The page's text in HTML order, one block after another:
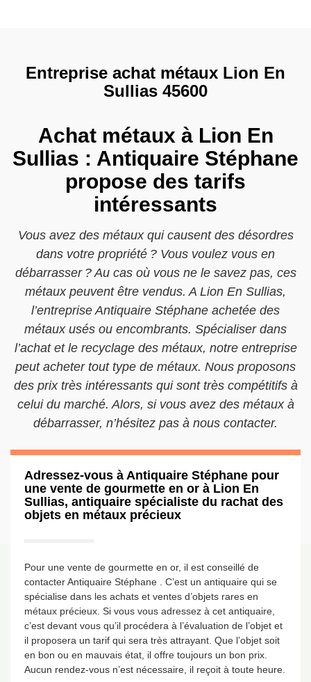
Entreprise achat métaux Lion En
Sullias 45600
Achat métaux à Lion En
Sullias : Antiquaire Stéphane
propose des tarifs
intéressants
Vous avez des métaux qui causent des désordres
dans votre propriété ? Vous voulez vous en
débarrasser ? Au cas où vous ne le savez pas, ces
métaux peuvent être vendus. A Lion En Sullias,
l’entreprise Antiquaire Stéphane achetée des
métaux usés ou encombrants. Spécialiser dans
l’achat et le recyclage des métaux, notre entreprise
peut acheter tout type de métaux. Nous proposons
des prix très intéressants qui sont très compétitifs à
celui du marché. Alors, si vous avez des métaux à
débarrasser, n’hésitez pas à nous contacter.
Adressez-vous à Antiquaire Stéphane pour
une vente de gourmette en or à Lion En
Sullias, antiquaire spécialiste du rachat des
objets en métaux précieux
Pour une vente de gourmette en or, il est conseillé de
contacter Antiquaire Stéphane . C’est un antiquaire qui se
spécialise dans les achats et ventes d’objets rares en
métaux précieux. Si vous vous adressez à cet antiquaire,
c’est devant vous qu’il procédera à l’évaluation de l’objet et
il proposera un tarif qui sera très attrayant. Que l’objet soit
en bon ou en mauvais état, il offre toujours un bon prix.
Aucun rendez-vous n’est nécessaire, il reçoit à toute heure.